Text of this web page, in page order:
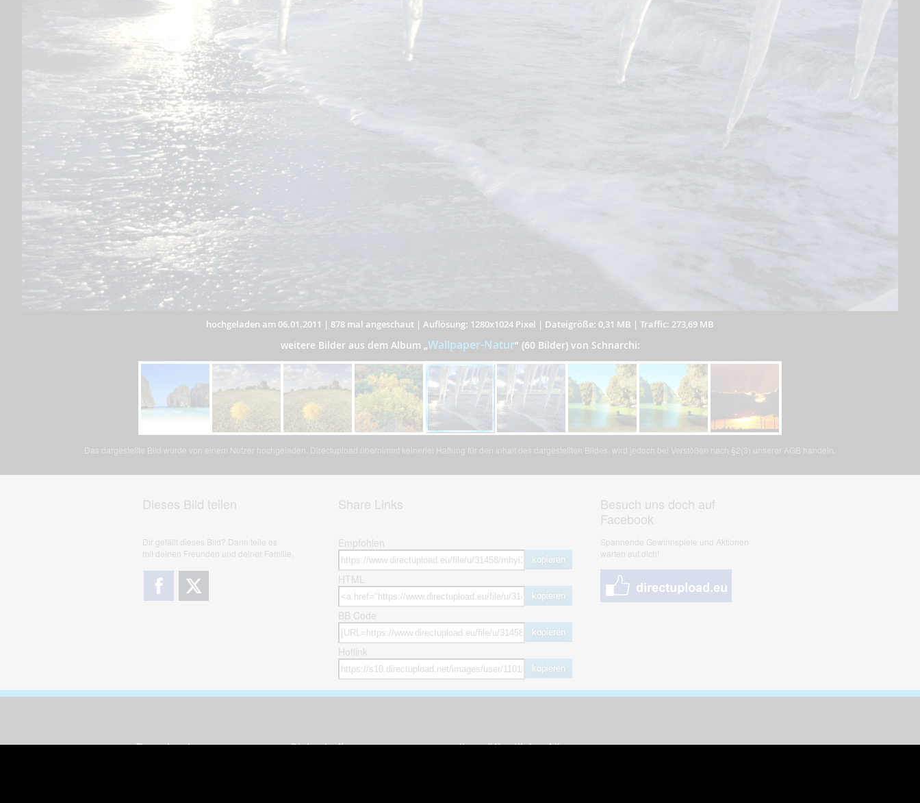
hochgeladen am 06.01.2011 | 878 mal angeschaut | Auflösung: 1280x1024 Pixel | Dateigröße: 0,31 MB | Traffic: 273,69 MB
weitere Bilder aus dem Album „Wallpaper-Natur” (60 Bilder) von Schnarchi:
Das dargestellte Bild wurde von einem Nutzer hochgeladen. Directupload übernimmt keinerlei Haftung für den Inhalt des dargestellten Bildes, wird jedoch bei Verstößen nach §2(3) unserer AGB handeln.
Dieses Bild teilen
Dir gefällt dieses Bild? Dann teile es
mit deinen Freunden und deiner Familie.
Share Links
Empfohlen
kopieren
HTML
kopieren
BB Code
kopieren
Hotlink
kopieren
Besuch uns doch auf
Facebook
Spannende Gewinnspiele und Aktionen
warten auf dich!
Downloads Sicherheit weitere öffentliche Alben